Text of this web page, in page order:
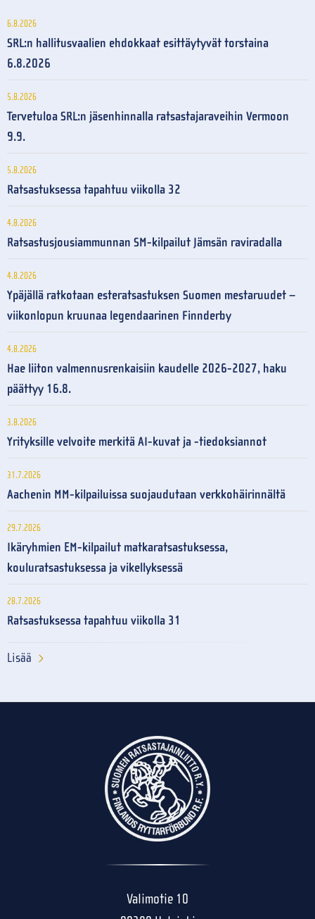
6.8.2026
SRL:n hallitusvaalien ehdokkaat esittäytyvät torstaina
6.8.2026
5.8.2026
Tervetuloa SRL:n jäsenhinnalla ratsastajaraveihin Vermoon
9.9.
5.8.2026
Ratsastuksessa tapahtuu viikolla 32
4.8.2026
Ratsastusjousiammunnan SM-kilpailut Jämsän raviradalla
4.8.2026
Ypäjällä ratkotaan esteratsastuksen Suomen mestaruudet –
viikonlopun kruunaa legendaarinen Finnderby
4.8.2026
Hae liiton valmennusrenkaisiin kaudelle 2026-2027, haku
päättyy 16.8.
3.8.2026
Yrityksille velvoite merkitä AI-kuvat ja -tiedoksiannot
31.7.2026
Aachenin MM-kilpailuissa suojaudutaan verkkohäirinnältä
29.7.2026
Ikäryhmien EM-kilpailut matkaratsastuksessa,
kouluratsastuksessa ja vikellyksessä
28.7.2026
Ratsastuksessa tapahtuu viikolla 31
Lisää
Valimotie 10